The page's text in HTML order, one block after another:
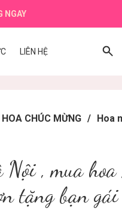
NGAY
LIÊN HỆ
CHÚC MỪNG / Hoa
Nội , mua
tặng bạn gái